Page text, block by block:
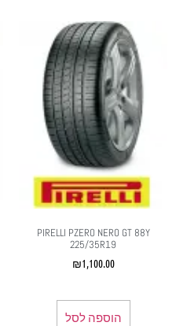
PIRELLI PZERO NERO GT 88Y
225/35R19
₪1,100.00
הוספה לסל